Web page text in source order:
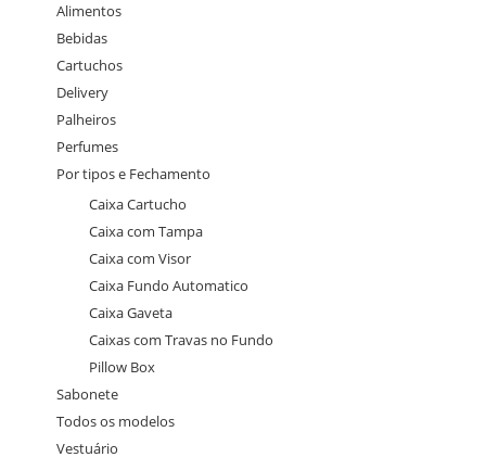
Alimentos
Bebidas
Cartuchos
Delivery
Palheiros
Perfumes
Por tipos e Fechamento
Caixa Cartucho
Caixa com Tampa
Caixa com Visor
Caixa Fundo Automatico
Caixa Gaveta
Caixas com Travas no Fundo
Pillow Box
Sabonete
Todos os modelos
Vestuário